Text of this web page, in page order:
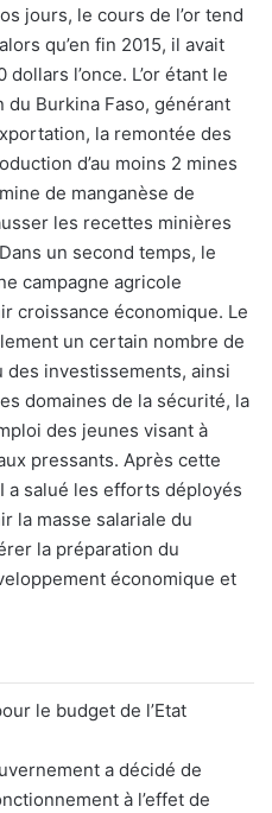
jours, le cours de l’or tend
qu’en fin 2015, il avait
l’once. L’or étant le
du Burkina Faso, générant
la remontée des
d’au moins 2 mines
de manganèse de
les recettes minières
un second temps, le
campagne agricole
croissance économique. Le
un certain nombre de
des investissements, ainsi
domaines de la sécurité, la
des jeunes visant à
pressants. Après cette
a salué les efforts déployés
la masse salariale du
la préparation du
économique et
le budget de l’Etat
a décidé de
à l’effet de